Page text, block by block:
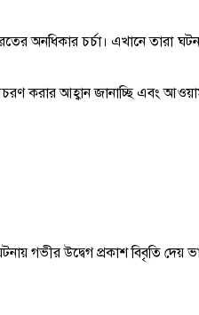
অনধিকার চর্চা। এখানে তারা
করার আহ্বান জানাচ্ছি এবং
গভীর উদ্বেগ প্রকাশ বিবৃতি দেয়